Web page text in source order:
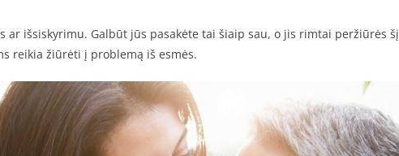
ar išsiskyrimu. Galbūt jūs pasakėte tai šiaip sau, o jis rimtai peržiūrės šį
reikia žiūrėti į problemą iš esmės.